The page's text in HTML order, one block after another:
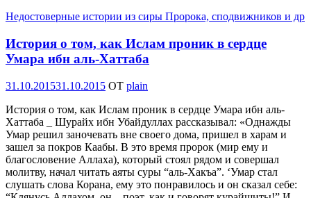
Недостоверные истории из сиры Пророка, сподвижников и др
История о том, как Ислам проник в сердце
Умара ибн аль-Хаттаба
Опубликовано
31.10.201531.10.2015 OT plain
История о том, как Ислам проник в сердце Умара ибн аль-
Хаттаба _ Шурайх ибн Убайдуллах рассказывал: «Однажды
Умар решил заночевать вне своего дома, пришел в харам и
зашел за покров Каабы. В это время пророк (мир ему и
благословение Аллаха), который стоял рядом и совершал
молитву, начал читать аяты суры “аль-Хакъа”. ‘Умар стал
слушать слова Корана, ему это понравилось и он сказал себе: